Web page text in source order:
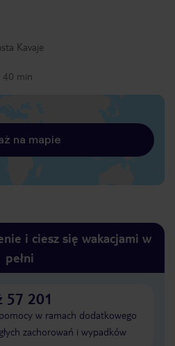
Kavaje
40 min
na mapie
i ciesz się wakacjami w
pełni
57 201
w ramach dodatkowego
zachorowań i wypadków